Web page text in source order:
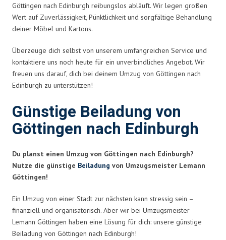
Göttingen nach Edinburgh reibungslos abläuft. Wir legen großen
Wert auf Zuverlässigkeit, Pünktlichkeit und sorgfältige Behandlung
deiner Möbel und Kartons.
Überzeuge dich selbst von unserem umfangreichen Service und
kontaktiere uns noch heute für ein unverbindliches Angebot. Wir
freuen uns darauf, dich bei deinem Umzug von Göttingen nach
Edinburgh zu unterstützen!
Günstige Beiladung von
Göttingen nach Edinburgh
Du planst einen Umzug von Göttingen nach Edinburgh?
Nutze die günstige Beiladung von Umzugsmeister Lemann
Göttingen!
Ein Umzug von einer Stadt zur nächsten kann stressig sein –
finanziell und organisatorisch. Aber wir bei Umzugsmeister
Lemann Göttingen haben eine Lösung für dich: unsere günstige
Beiladung von Göttingen nach Edinburgh!